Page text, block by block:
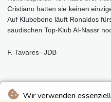
Wir verwenden
Cristiano hatten sie keinen
Auf Klubebene läuft Ronaldos
saudischen Top-Klub Al-Nassr
F. Tavares--JDB